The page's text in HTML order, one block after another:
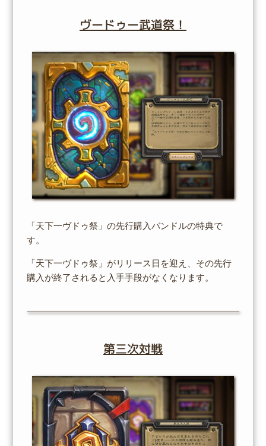
ヴードゥー武道祭！
「天下一ヴドゥ祭」の先行購入バンドルの特典で
す。
「天下一ヴドゥ祭」がリリース日を迎え、その先行
購入が終了されると入手手段がなくなります。
第三次対戦